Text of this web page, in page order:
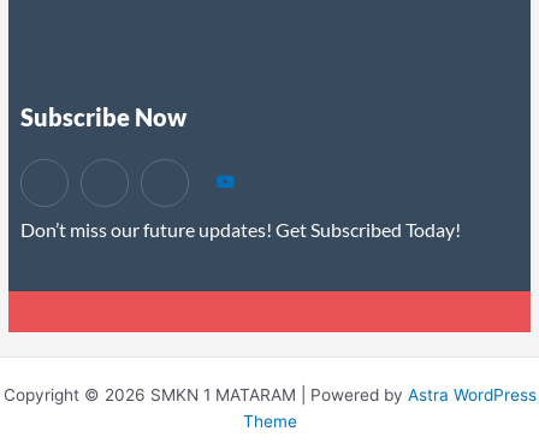
Subscribe Now
Don’t miss our future updates! Get Subscribed Today!
Copyright © 2026 SMKN 1 MATARAM | Powered by Astra WordPress
Theme